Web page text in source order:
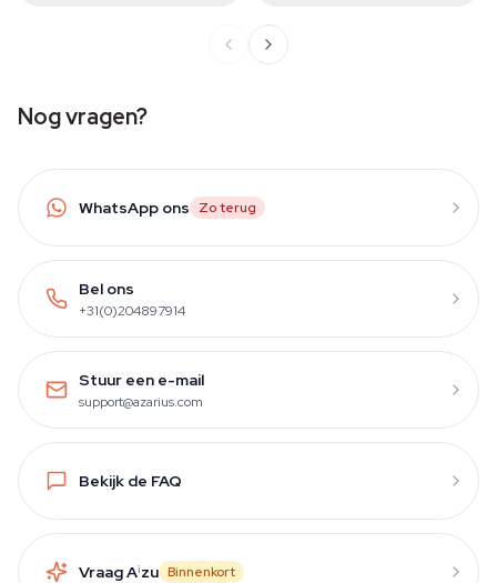
Nog vragen?
WhatsApp ons Zo terug
Bel ons
+31(0)204897914
Stuur een e-mail
support@azarius.com
Bekijk de FAQ
Vraag Aizu Binnenkort